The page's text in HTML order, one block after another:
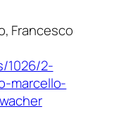
Francesco
1026/2-
marcello-